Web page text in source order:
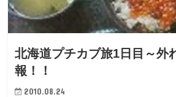
北海道プチカブ旅1日目～外
報！！
2010.08.24